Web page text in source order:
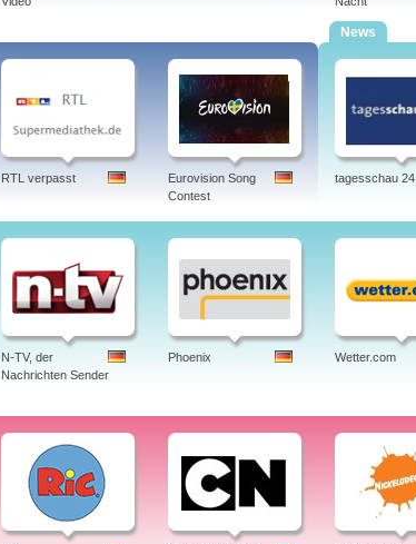
RTL verpasst
Eurovision Song
Contest
News
tagesschau 24
N-TV, der
Nachrichten Sender
Phoenix Wetter.com